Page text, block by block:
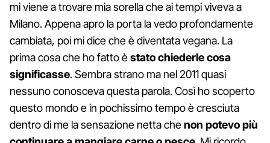
mi viene a trovare mia sorella che ai tempi viveva a
Milano. Appena apro la porta la vedo profondamente
cambiata, poi mi dice che è diventata vegana. La
prima cosa che ho fatto èstato chiederle cosa
significasse. Sembra strano ma nel 2011 quasi
nessuno conosceva questa parola. Così ho scoperto
questo mondo e in pochissimo tempo è cresciuta
dentro di me la sensazione netta chenon potevo più